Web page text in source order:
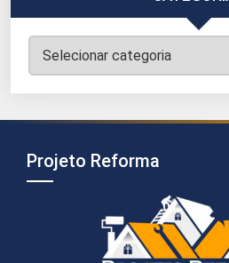
Categorias
Projeto Reforma